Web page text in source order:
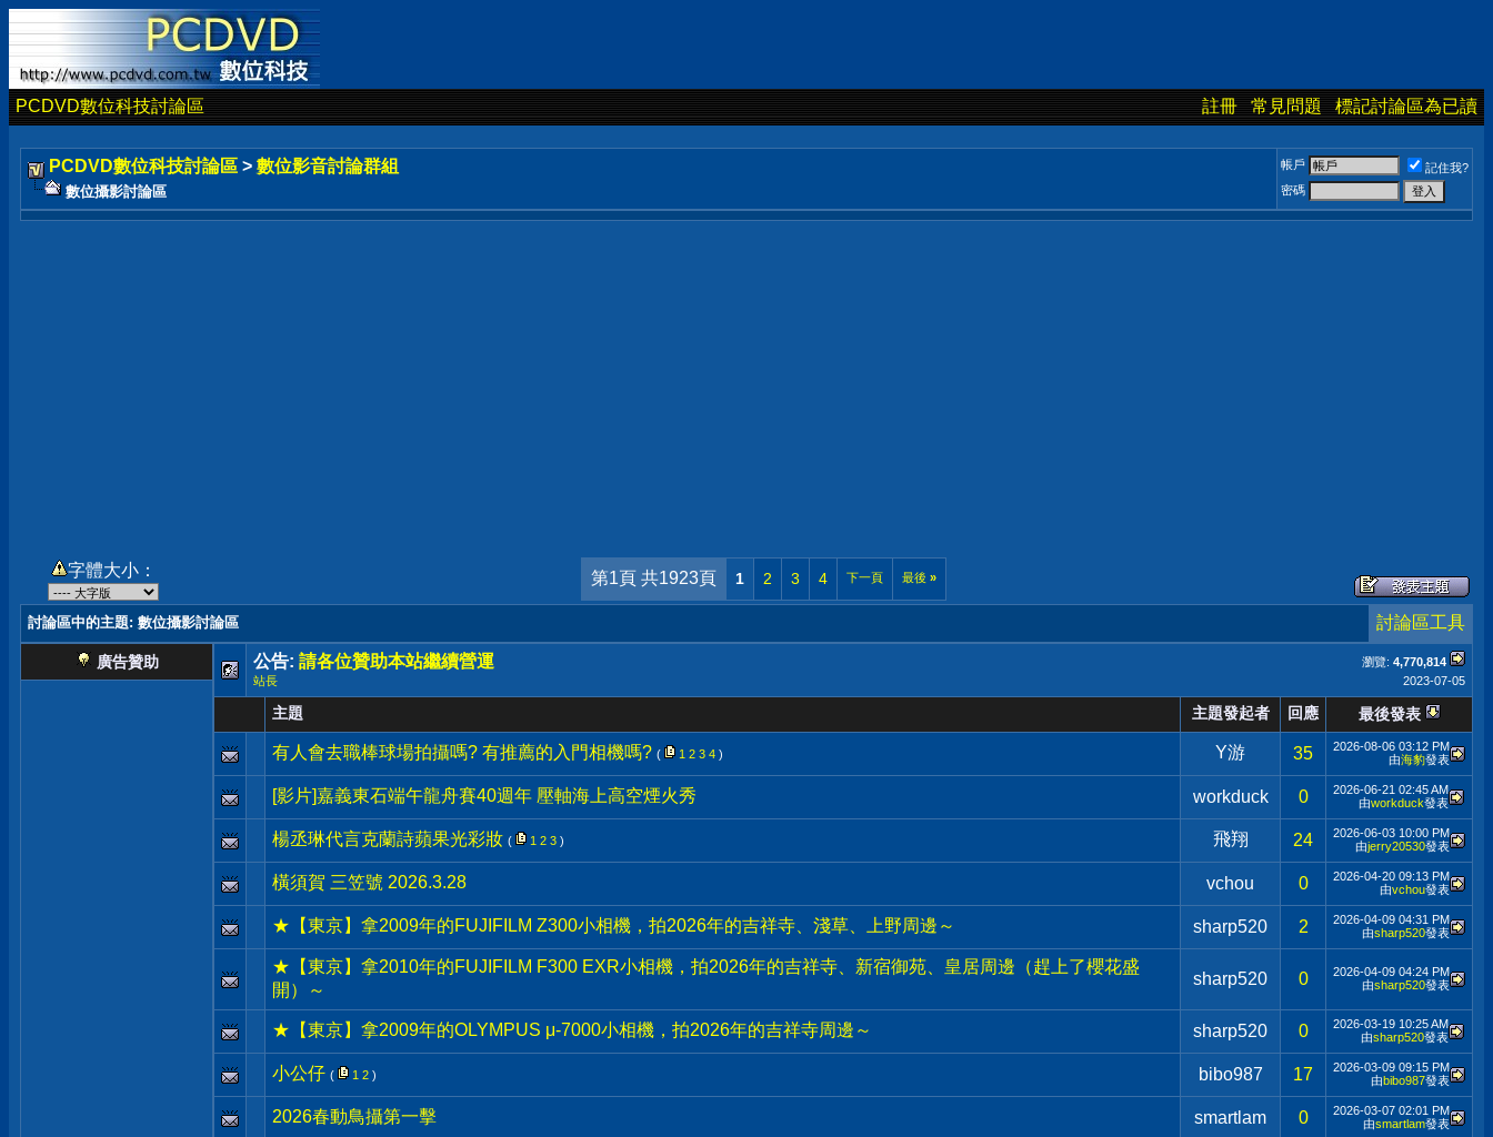
PCDVD數位科技討論區 註冊 常見問題 標記討論區為已讀
PCDVD數位科技討論區 > 數位影音討論群組
數位攝影討論區
帳戶
記住我?
密碼
字體大小： 第1頁 共1923頁 1 2 3 4 下一頁 最後 »
討論區中的主題: 數位攝影討論區 討論區工具
廣告贊助 瀏覽: 4,770,814
公告: 請各位贊助本站繼續營運
2023-07-05
站長
主題 主題發起者 回應 最後發表
有人會去職棒球場拍攝嗎? 有推薦的入門相機嗎? ( 1 2 3 4 ) Y游 35 2026-08-06 03:12 PM
由海豹發表
[影片]嘉義東石端午龍舟賽40週年 壓軸海上高空煙火秀 workduck 0 2026-06-21 02:45 AM
由workduck發表
楊丞琳代言克蘭詩蘋果光彩妝 ( 1 2 3 ) 飛翔 24 2026-06-03 10:00 PM
由jerry20530發表
橫須賀 三笠號 2026.3.28 vchou 0 2026-04-20 09:13 PM
由vchou發表
★【東京】拿2009年的FUJIFILM Z300小相機，拍2026年的吉祥寺、淺草、上野周邊～ sharp520 2 2026-04-09 04:31 PM
由sharp520發表
★【東京】拿2010年的FUJIFILM F300 EXR小相機，拍2026年的吉祥寺、新宿御苑、皇居周邊（趕上了櫻花盛
開）～
sharp520 0 2026-04-09 04:24 PM
由sharp520發表
★【東京】拿2009年的OLYMPUS μ-7000小相機，拍2026年的吉祥寺周邊～ sharp520 0 2026-03-19 10:25 AM
由sharp520發表
小公仔 ( 1 2 ) bibo987 17 2026-03-09 09:15 PM
由bibo987發表
2026春動鳥攝第一擊 smartlam 0 2026-03-07 02:01 PM
由smartlam發表